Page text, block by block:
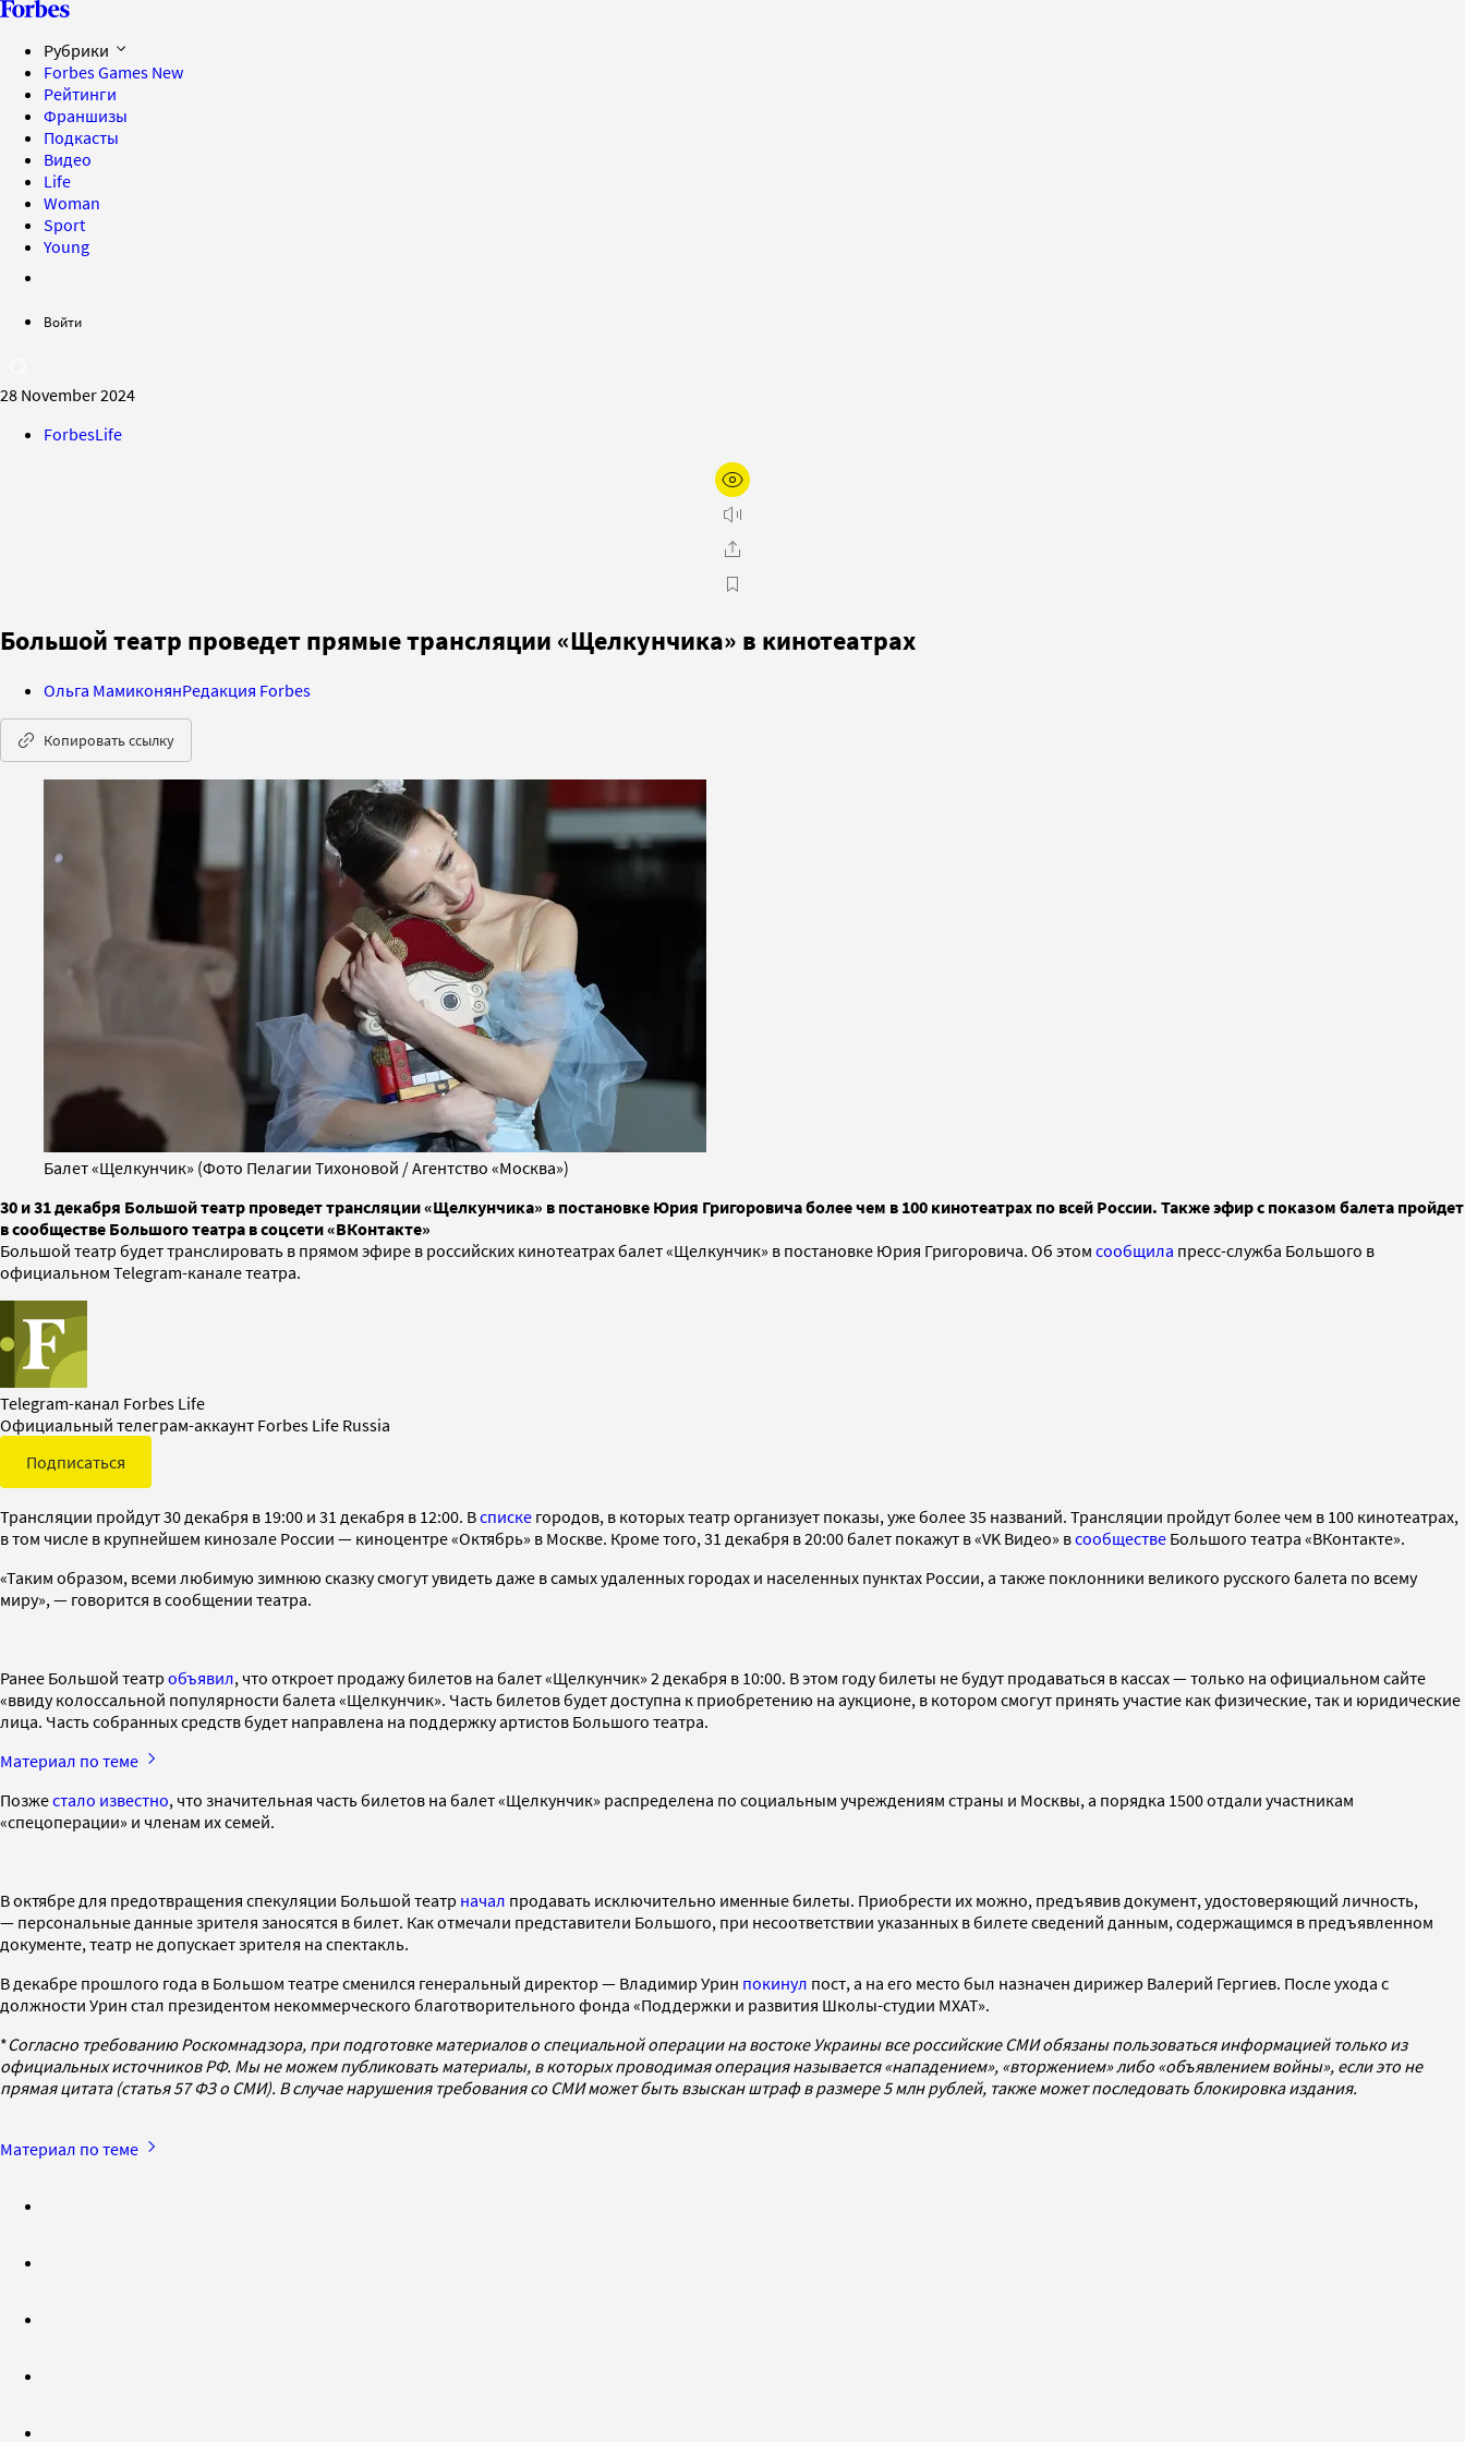
Рубрики
Forbes Games New
Рейтинги
Франшизы
Подкасты
Видео
Life
Woman
Sport
Young
Войти
28 November 2024
ForbesLife
Большой театр проведет прямые трансляции «Щелкунчика» в кинотеатрах
Ольга МамиконянРедакция Forbes
Копировать ссылку
Балет «Щелкунчик» (Фото Пелагии Тихоновой / Агентство «Москва»)
30 и 31 декабря Большой театр проведет трансляции «Щелкунчика» в постановке Юрия Григоровича более чем в 100 кинотеатрах по всей России. Также эфир с показом балета пройдет
в сообществе Большого театра в соцсети «ВКонтакте»
Большой театр будет транслировать в прямом эфире в российских кинотеатрах балет «Щелкунчик» в постановке Юрия Григоровича. Об этом сообщила пресс-служба Большого в
официальном Telegram-канале театра.
Telegram-канал Forbes Life
Официальный телеграм-аккаунт Forbes Life Russia
Подписаться
Трансляции пройдут 30 декабря в 19:00 и 31 декабря в 12:00. Всписке городов, в которых театр организует показы, уже более 35 названий. Трансляции пройдут более чем в 100 кинотеатрах,
в том числе в крупнейшем кинозале России — киноцентре «Октябрь» в Москве. Кроме того, 31 декабря в 20:00 балет покажут в «VK Видео» всообществе Большого театра «ВКонтакте».
«Таким образом, всеми любимую зимнюю сказку смогут увидеть даже в самых удаленных городах и населенных пунктах России, а также поклонники великого русского балета по всему
миру», — говорится в сообщении театра.
Ранее Большой театр объявил, что откроет продажу билетов на балет «Щелкунчик» 2 декабря в 10:00. В этом году билеты не будут продаваться в кассах — только на официальном сайте
«ввиду колоссальной популярности балета «Щелкунчик». Часть билетов будет доступна к приобретению на аукционе, в котором смогут принять участие как физические, так и юридические
лица. Часть собранных средств будет направлена на поддержку артистов Большого театра.
Материал по теме
Позжестало известно, что значительная часть билетов на балет «Щелкунчик» распределена по социальным учреждениям страны и Москвы, а порядка 1500 отдали участникам
«спецоперации» и членам их семей.
В октябре для предотвращения спекуляции Большой театр начал продавать исключительно именные билеты. Приобрести их можно, предъявив документ, удостоверяющий личность,
— персональные данные зрителя заносятся в билет. Как отмечали представители Большого, при несоответствии указанных в билете сведений данным, содержащимся в предъявленном
документе, театр не допускает зрителя на спектакль.
В декабре прошлого года в Большом театре сменился генеральный директор — Владимир Урин покинул пост, а на его место был назначен дирижер Валерий Гергиев. После ухода с
должности Урин стал президентом некоммерческого благотворительного фонда «Поддержки и развития Школы-студии МХАТ».
*Согласно требованию Роскомнадзора, при подготовке материалов о специальной операции на востоке Украины все российские СМИ обязаны пользоваться информацией только из
официальных источников РФ. Мы не можем публиковать материалы, в которых проводимая операция называется «нападением», «вторжением» либо «объявлением войны», если это не
прямая цитата (статья 57 ФЗ о СМИ). В случае нарушения требования со СМИ может быть взыскан штраф в размере 5 млн рублей, также может последовать блокировка издания.
Материал по теме